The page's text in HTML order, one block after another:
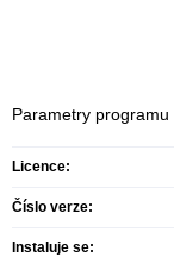
Parametry programu
Licence:
Číslo verze:
Instaluje se: